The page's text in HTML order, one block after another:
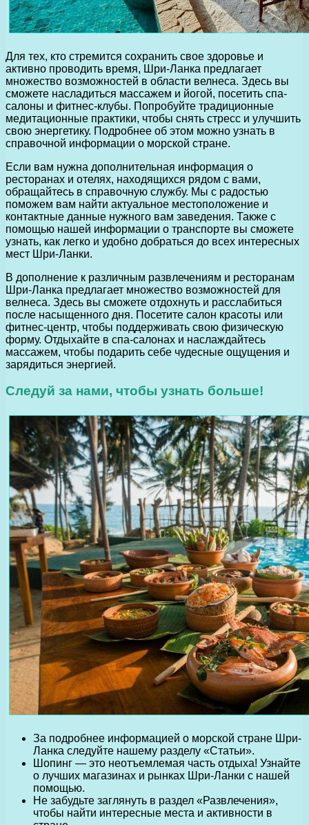
Для тех, кто стремится сохранить свое здоровье и
активно проводить время, Шри-Ланка предлагает
множество возможностей в области велнеса. Здесь вы
сможете насладиться массажем и йогой, посетить спа-
салоны и фитнес-клубы. Попробуйте традиционные
медитационные практики, чтобы снять стресс и улучшить
свою энергетику. Подробнее об этом можно узнать в
справочной информации о морской стране.
Если вам нужна дополнительная информация о
ресторанах и отелях, находящихся рядом с вами,
обращайтесь в справочную службу. Мы с радостью
поможем вам найти актуальное местоположение и
контактные данные нужного вам заведения. Также с
помощью нашей информации о транспорте вы сможете
узнать, как легко и удобно добраться до всех интересных
мест Шри-Ланки.
В дополнение к различным развлечениям и ресторанам
Шри-Ланка предлагает множество возможностей для
велнеса. Здесь вы сможете отдохнуть и расслабиться
после насыщенного дня. Посетите салон красоты или
фитнес-центр, чтобы поддерживать свою физическую
форму. Отдыхайте в спа-салонах и наслаждайтесь
массажем, чтобы подарить себе чудесные ощущения и
зарядиться энергией.
Следуй за нами, чтобы узнать больше!
За подробнее информацией о морской стране Шри-
Ланка следуйте нашему разделу «Статьи».
Шопинг — это неотъемлемая часть отдыха! Узнайте
о лучших магазинах и рынках Шри-Ланки с нашей
помощью.
Не забудьте заглянуть в раздел «Развлечения»,
чтобы найти интересные места и активности в